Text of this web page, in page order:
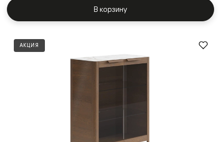
В корзину
АКЦИЯ